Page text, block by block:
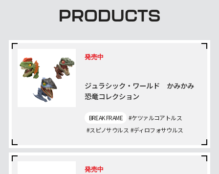
PRODUCTS
発売中
ジュラシック・ワールド かみかみ
恐竜コレクション
BREAK FRAME
#ケツァルコアトルス
#スピノサウルス #ディロフォサウルス
発売中